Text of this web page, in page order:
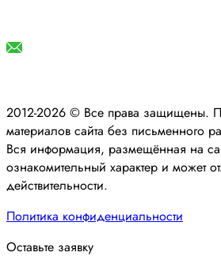
2012-2026 © Все права защищены.
материалов сайта без письменного
Вся информация, размещённая на
ознакомительный характер и может
действительности.
Политика конфиденциальности
Оставьте заявку